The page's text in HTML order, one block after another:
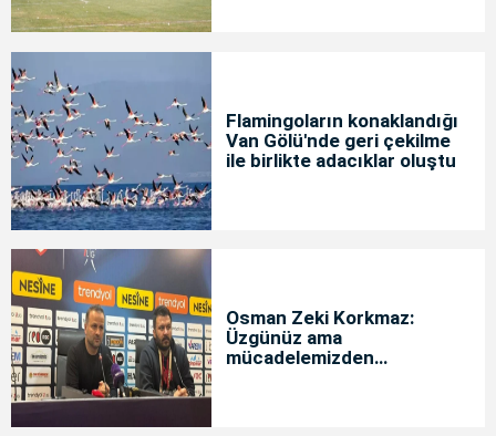
Flamingoların konaklandığı
Van Gölü'nde geri çekilme
ile birlikte adacıklar oluştu
Osman Zeki Korkmaz:
Üzgünüz ama
mücadelemizden